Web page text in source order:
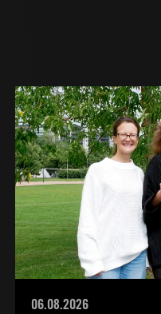
06.08.2026